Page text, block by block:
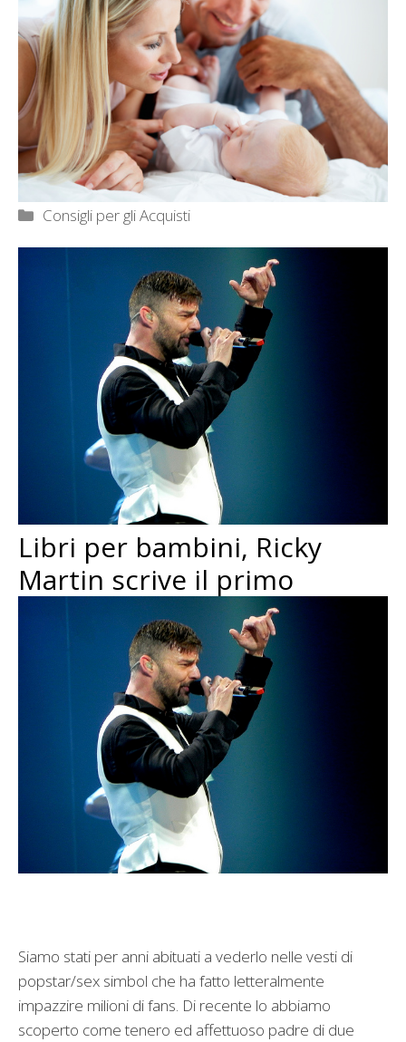
Categorie
Consigli per gli Acquisti
Libri per bambini, Ricky
Martin scrive il primo
Siamo stati per anni abituati a vederlo nelle vesti di
popstar/sex simbol che ha fatto letteralmente
impazzire milioni di fans. Di recente lo abbiamo
scoperto come tenero ed affettuoso padre di due